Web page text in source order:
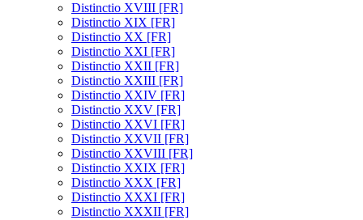
Distinctio XVIII [FR]
Distinctio XIX [FR]
Distinctio XX [FR]
Distinctio XXI [FR]
Distinctio XXII [FR]
Distinctio XXIII [FR]
Distinctio XXIV [FR]
Distinctio XXV [FR]
Distinctio XXVI [FR]
Distinctio XXVII [FR]
Distinctio XXVIII [FR]
Distinctio XXIX [FR]
Distinctio XXX [FR]
Distinctio XXXI [FR]
Distinctio XXXII [FR]